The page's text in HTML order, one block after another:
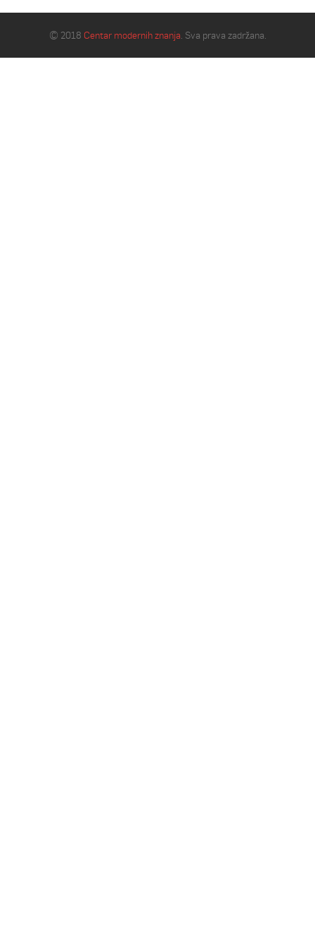
© 2018 Centar modernih znanja. Sva prava zadržana.